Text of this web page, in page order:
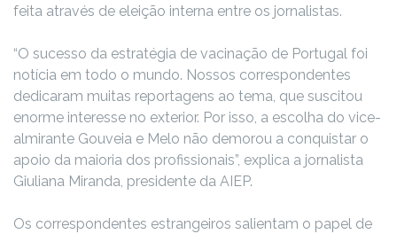
feita através de eleição interna entre os jornalistas.
“O sucesso da estratégia de vacinação de Portugal foi
notícia em todo o mundo. Nossos correspondentes
dedicaram muitas reportagens ao tema, que suscitou
enorme interesse no exterior. Por isso, a escolha do vice-
almirante Gouveia e Melo não demorou a conquistar o
apoio da maioria dos profissionais”, explica a jornalista
Giuliana Miranda, presidente da AIEP.
Os correspondentes estrangeiros salientam o papel de